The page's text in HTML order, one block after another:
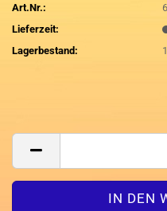
Art.Nr.:
Lieferzeit:
Lagerbestand: